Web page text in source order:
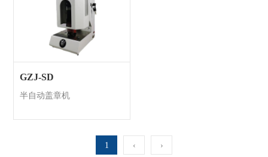
GZJ-SD
半自动盖章机
1 ‹ ›